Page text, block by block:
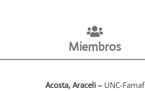
Miembros
Acosta, Araceli –UNC-Famaf